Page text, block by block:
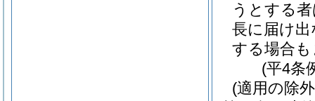
うとする
長に届け
する場合
(平4条
(適用の除